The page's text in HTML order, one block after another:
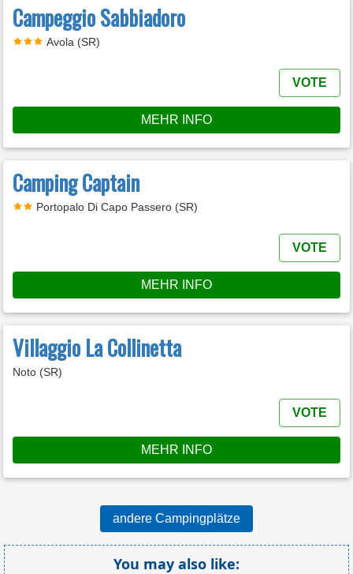
Campeggio Sabbiadoro
Avola (SR)
VOTE
MEHR INFO
Camping Captain
Portopalo Di Capo Passero (SR)
VOTE
MEHR INFO
Villaggio La Collinetta
Noto (SR)
VOTE
MEHR INFO
andere Campingplätze
You may also like: